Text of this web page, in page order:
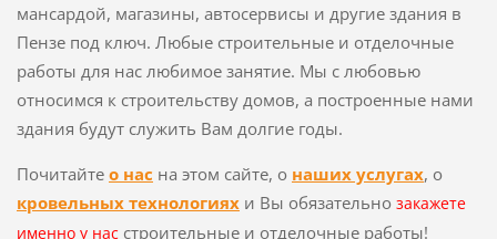
мансардой, магазины, автосервисы и другие здания в
Пензе под ключ. Любые строительные и отделочные
работы для нас любимое занятие. Мы с любовью
относимся к строительству домов, а построенные нами
здания будут служить Вам долгие годы.
Почитайте о нас на этом сайте, о наших услугах, о
кровельных технологияхи Вы обязательно закажете
именно у нас строительные и отделочные работы!